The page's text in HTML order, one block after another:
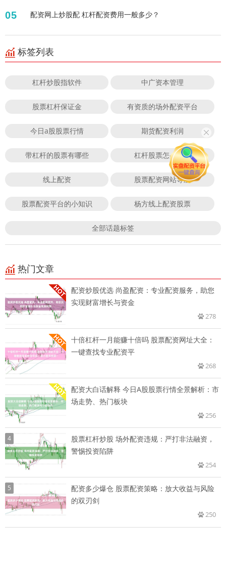
05 配资网上炒股配 杠杆配资费用一般多少？
标签列表
杠杆炒股指软件 中广资本管理
股票杠杆保证金 有资质的场外配资平台
今日a股股票行情 期货配资利润
带杠杆的股票有哪些 杠杆股票怎么开通
线上配资 股票配资网站导航
股票配资平台的小知识 杨方线上配资股票
全部话题标签
热门文章
配资炒股优选 尚盈配资：专业配资服务，助您
实现财富增长与资金
278
十倍杠杆一月能赚十倍吗 股票配资网址大全：
一键查找专业配资平
268
配资大白话解释 今日A股股票行情全景解析：市
场走势、热门板块
256
4
股票杠杆炒股 场外配资违规：严打非法融资，
警惕投资陷阱
254
5
配资多少爆仓 股票配资策略：放大收益与风险
的双刃剑
250